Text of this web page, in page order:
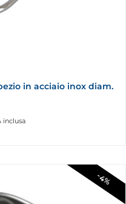
in acciaio inox diam.
inclusa
-4%